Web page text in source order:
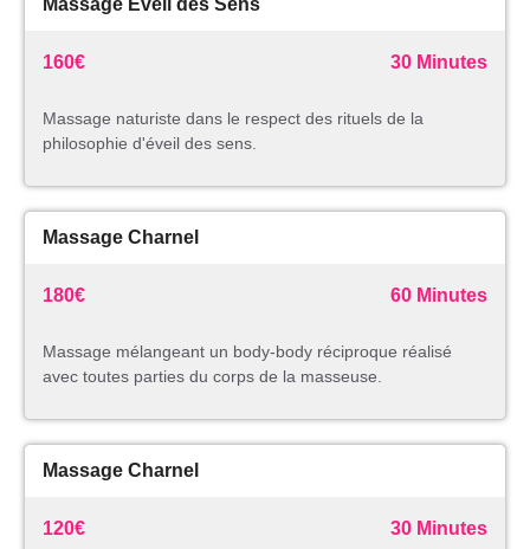
Massage Eveil des Sens
160€ 30 Minutes
Massage naturiste dans le respect des rituels de la
philosophie d'éveil des sens.
Massage Charnel
180€ 60 Minutes
Massage mélangeant un body-body réciproque réalisé
avec toutes parties du corps de la masseuse.
Massage Charnel
120€ 30 Minutes